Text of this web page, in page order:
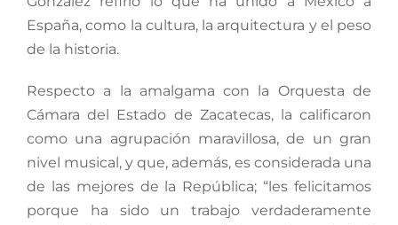
España, como la cultura, la arquitectura y el peso
de la historia.
Respecto a la amalgama con la Orquesta de
Cámara del Estado de Zacatecas, la calificaron
como una agrupación maravillosa, de un gran
nivel musical, y que, además, es considerada una
de las mejores de la República; “les felicitamos
porque ha sido un trabajo verdaderamente